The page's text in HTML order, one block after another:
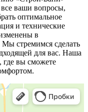
ваши вопросы,
оптимальное
и технические
в
стремимся сделать
для вас. Наша
где вы сможете